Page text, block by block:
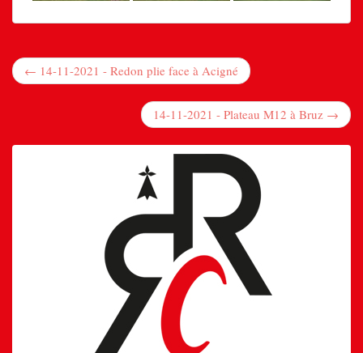
← 14-11-2021 - Redon plie face à Acigné
14-11-2021 - Plateau M12 à Bruz →